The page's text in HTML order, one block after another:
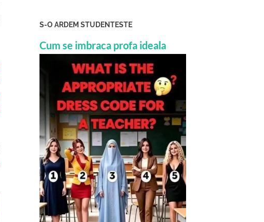
S-O ARDEM STUDENTESTE
Cum se imbraca profa ideala